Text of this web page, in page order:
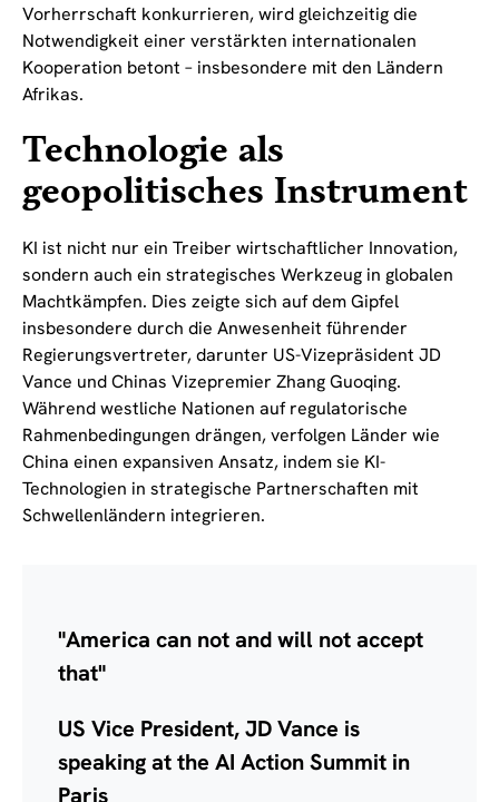
Vorherrschaft konkurrieren, wird gleichzeitig die
Notwendigkeit einer verstärkten internationalen
Kooperation betont – insbesondere mit den Ländern
Afrikas.
Technologie als
geopolitisches Instrument
KI ist nicht nur ein Treiber wirtschaftlicher Innovation,
sondern auch ein strategisches Werkzeug in globalen
Machtkämpfen. Dies zeigte sich auf dem Gipfel
insbesondere durch die Anwesenheit führender
Regierungsvertreter, darunter US-Vizepräsident JD
Vance und Chinas Vizepremier Zhang Guoqing.
Während westliche Nationen auf regulatorische
Rahmenbedingungen drängen, verfolgen Länder wie
China einen expansiven Ansatz, indem sie KI-
Technologien in strategische Partnerschaften mit
Schwellenländern integrieren.
"America can not and will not accept
that"
US Vice President, JD Vance is
speaking at the AI Action Summit in
Paris